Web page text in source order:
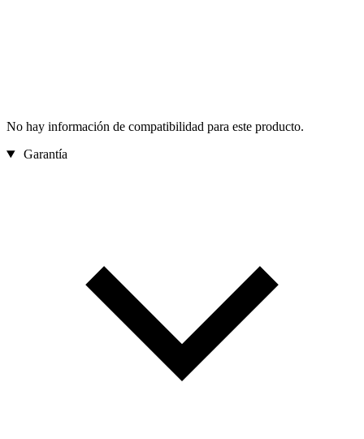
No hay información de compatibilidad para este producto.
Garantía